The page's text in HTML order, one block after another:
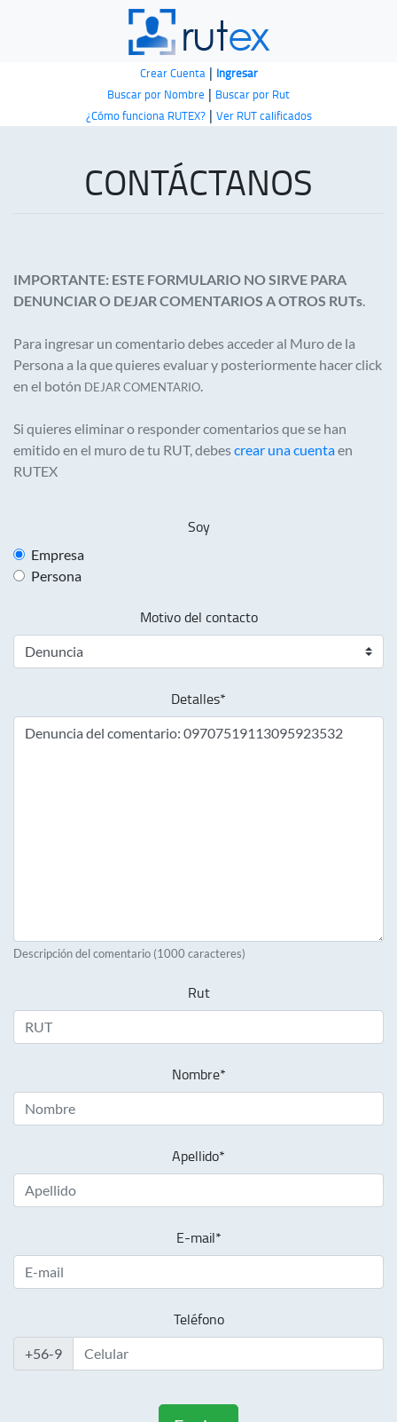
Crear Cuenta| Ingresar
Buscar por Nombre | Buscar por Rut
¿Cómo funciona RUTEX?| Ver RUT calificados
CONTÁCTANOS
IMPORTANTE: ESTE FORMULARIO NO SIRVE PARA
DENUNCIAR O DEJAR COMENTARIOS A OTROS RUTs.
Para ingresar un comentario debes acceder al Muro de la
Persona a la que quieres evaluar y posteriormente hacer click
en el botón DEJAR COMENTARIO.
Si quieres eliminar o responder comentarios que se han
emitido en el muro de tu RUT, debescrear una cuentaen
RUTEX
Soy
Empresa
Persona
Motivo del contacto
Detalles*
Descripción del comentario (1000 caracteres)
Rut
Nombre*
Apellido*
E-mail*
Teléfono
+56-9